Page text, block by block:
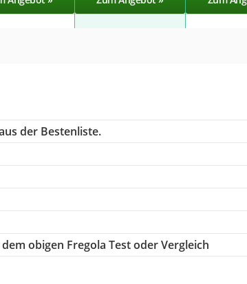
der Bestenliste.
obigen Fregola Test oder Vergleich